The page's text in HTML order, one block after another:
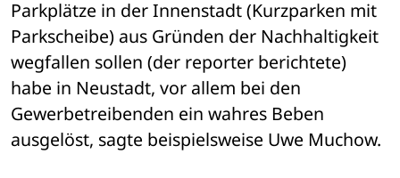
Parkplätze in der Innenstadt (Kurzparken mit
Parkscheibe) aus Gründen der Nachhaltigkeit
wegfallen sollen (der reporter berichtete)
habe in Neustadt, vor allem bei den
Gewerbetreibenden ein wahres Beben
ausgelöst, sagte beispielsweise Uwe Muchow.